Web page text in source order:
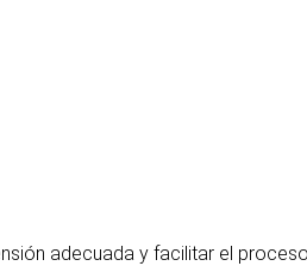
adecuada y facilitar el